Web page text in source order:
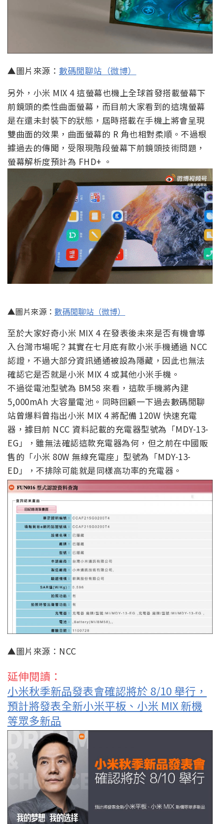
▲圖片來源： 數碼閒聊站（微博）
另外，小米 MIX 4 這螢幕也機上全球首發搭載螢幕下
前鏡頭的柔性曲面螢幕，而目前大家看到的這塊螢幕
是在還未封裝下的狀態，屆時搭載在手機上將會呈現
雙曲面的效果，曲面螢幕的 R 角也相對柔順。不過根
據過去的傳聞，受限現階段螢幕下前鏡頭技術問題，
螢幕解析度預計為 FHD+ 。
▲圖片來源： 數碼閒聊站（微博）
至於大家好奇小米 MIX 4 在發表後未來是否有機會導
入台灣市場呢？其實在七月底有款小米手機通過 NCC
認證，不過大部分資訊通通被設為隱藏，因此也無法
確認它是否就是小米 MIX 4 或其他小米手機。
不過從電池型號為 BM58 來看，這款手機將內建
5,000mAh 大容量電池。同時回顧一下過去數碼閒聊
站曾爆料曾指出小米 MIX 4 將配備 120W 快速充電
器，據目前 NCC 資料記載的充電器型號為「MDY-13-
EG」，雖無法確認這款充電器為何，但之前在中國販
售的「小米 80W 無線充電座」型號為「MDY-13-
ED」，不排除可能就是同樣高功率的充電器。
▲圖片來源：NCC
延伸閱讀：
小米秋季新品發表會確認將於 8/10 舉行，
預計將發表全新小米平板、小米 MIX 新機
等眾多新品